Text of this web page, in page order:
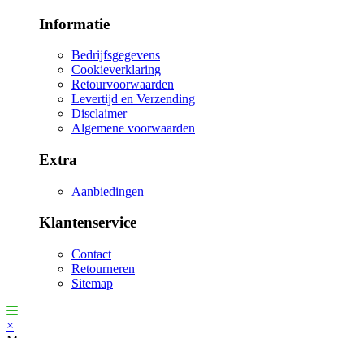
Informatie
Bedrijfsgegevens
Cookieverklaring
Retourvoorwaarden
Levertijd en Verzending
Disclaimer
Algemene voorwaarden
Extra
Aanbiedingen
Klantenservice
Contact
Retourneren
Sitemap
×